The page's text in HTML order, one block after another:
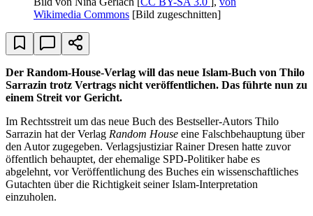
Wikimedia Commons [Bild zugeschnitten]
Der Random-House-Verlag will das neue Islam-Buch von Thilo
Sarrazin trotz Vertrags nicht veröffentlichen. Das führte nun zu
einem Streit vor Gericht.
Im Rechtsstreit um das neue Buch des Bestseller-Autors Thilo
Sarrazin hat der Verlag Random House eine Falschbehauptung über
den Autor zugegeben. Verlagsjustiziar Rainer Dresen hatte zuvor
öffentlich behauptet, der ehemalige SPD-Politiker habe es
abgelehnt, vor Veröffentlichung des Buches ein wissenschaftliches
Gutachten über die Richtigkeit seiner Islam-Interpretation
einzuholen.